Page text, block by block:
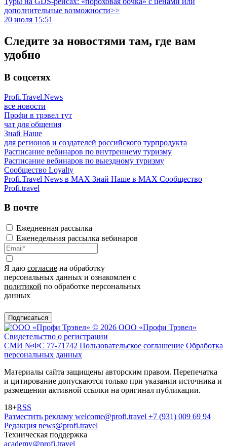
дополнительные возможности>>
20 июля 15:51
Следите за новостями там, где вам
удобно
В соцсетях
Profi.Travel.News
все новости
Профи в трэвел тут
чат для общения
Знай Наше
для регионов и создателей российского турпродукта
Расписание вебинаров по внутреннему туризму
Расписание вебинаров по выездному туризму
Сообщество Loyalty
Profi.Travel News в MAX Знай Наше в MAX Сообщество
Profi.travel
В почте
Ежедневная рассылка
Еженедельная рассылка вебинаров
Я даю согласие на обработку
персональных данных и ознакомлен с
политикой по обработке персональных
данных
Подписаться
© 2026 ООО «Профи Трэвeл»
Свидетельство о регистрации
СМИ №ФС 77-71742 Пользовательское соглашение Обработка
персональных данных
Материалы сайта защищены авторским правом. Перепечатка
и цитирование допускаются только при указании источника и
размещении активной ссылки на оригинал публикации.
18+RSS
Разместить рекламу welcome@profi.travel +7 (931) 009 69 94
Редакция news@profi.travel
Техническая поддержка
academy@profi.travel